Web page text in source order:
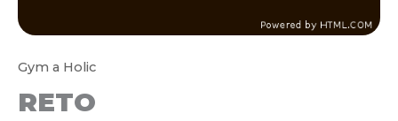
Gym a Holic
RETO